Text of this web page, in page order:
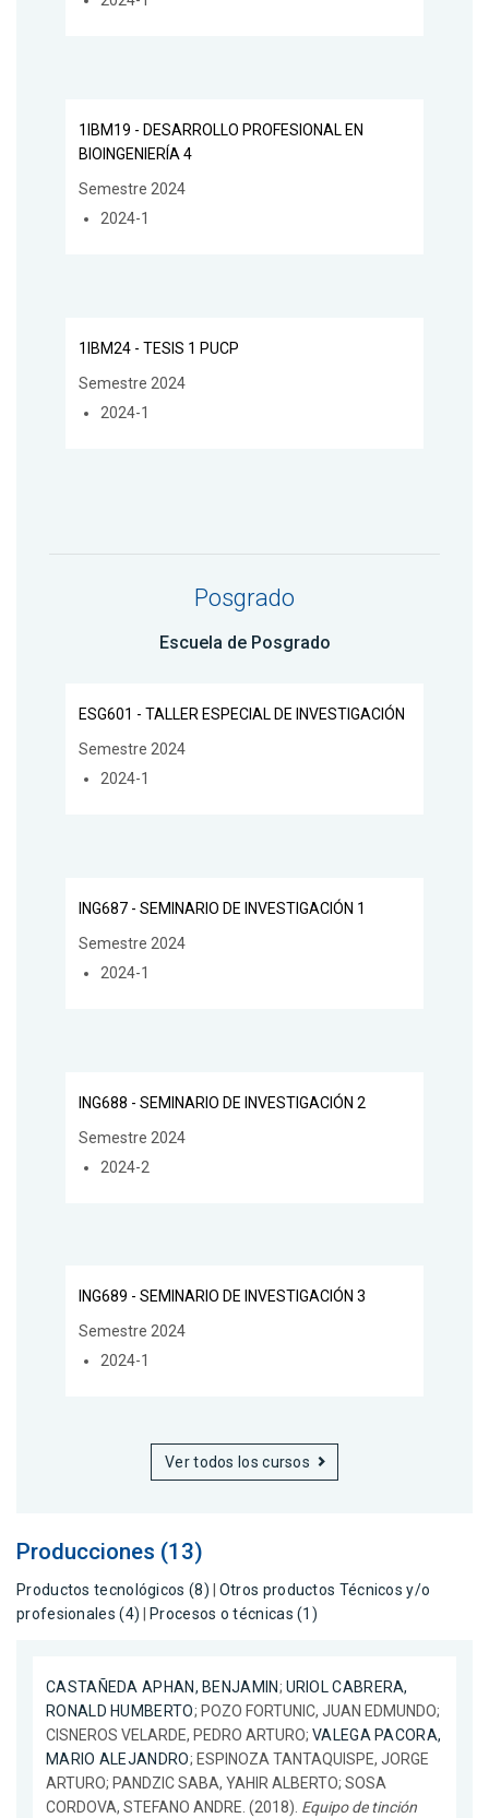
1IBM19 - DESARROLLO PROFESIONAL EN
BIOINGENIERÍA 4
Semestre 2024
2024-1
1IBM24 - TESIS 1 PUCP
Semestre 2024
2024-1
Posgrado
Escuela de Posgrado
ESG601 - TALLER ESPECIAL DE INVESTIGACIÓN
Semestre 2024
2024-1
ING687 - SEMINARIO DE INVESTIGACIÓN 1
Semestre 2024
2024-1
ING688 - SEMINARIO DE INVESTIGACIÓN 2
Semestre 2024
2024-2
ING689 - SEMINARIO DE INVESTIGACIÓN 3
Semestre 2024
2024-1
Ver todos los cursos
Producciones (13)
Productos tecnológicos (8)
Otros productos Técnicos y/o
profesionales (4)
Procesos o técnicas (1)
CASTAÑEDA APHAN, BENJAMIN; URIOL CABRERA,
RONALD HUMBERTO; POZO FORTUNIC, JUAN EDMUNDO;
CISNEROS VELARDE, PEDRO ARTURO; VALEGA PACORA,
MARIO ALEJANDRO; ESPINOZA TANTAQUISPE, JORGE
ARTURO; PANDZIC SABA, YAHIR ALBERTO; SOSA
CORDOVA, STEFANO ANDRE. (2018). Equipo de tinción